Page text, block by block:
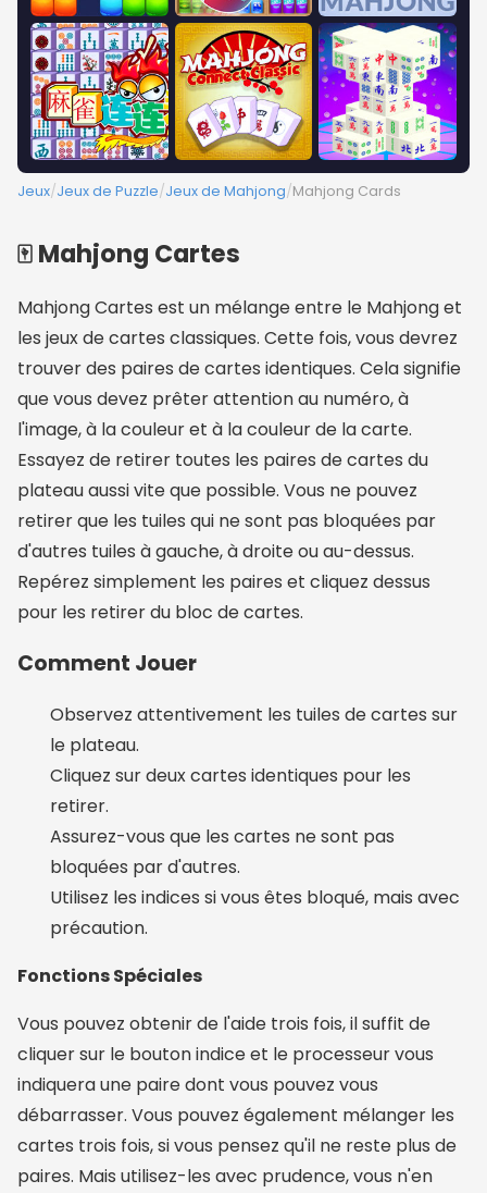
Jeux/Jeux de Puzzle/Jeux de Mahjong/Mahjong Cards
🀄 Mahjong Cartes
Mahjong Cartes est un mélange entre le Mahjong et
les jeux de cartes classiques. Cette fois, vous devrez
trouver des paires de cartes identiques. Cela signifie
que vous devez prêter attention au numéro, à
l'image, à la couleur et à la couleur de la carte.
Essayez de retirer toutes les paires de cartes du
plateau aussi vite que possible. Vous ne pouvez
retirer que les tuiles qui ne sont pas bloquées par
d'autres tuiles à gauche, à droite ou au-dessus.
Repérez simplement les paires et cliquez dessus
pour les retirer du bloc de cartes.
Comment Jouer
Observez attentivement les tuiles de cartes sur
le plateau.
Cliquez sur deux cartes identiques pour les
retirer.
Assurez-vous que les cartes ne sont pas
bloquées par d'autres.
Utilisez les indices si vous êtes bloqué, mais avec
précaution.
Fonctions Spéciales
Vous pouvez obtenir de l'aide trois fois, il suffit de
cliquer sur le bouton indice et le processeur vous
indiquera une paire dont vous pouvez vous
débarrasser. Vous pouvez également mélanger les
cartes trois fois, si vous pensez qu'il ne reste plus de
paires. Mais utilisez-les avec prudence, vous n'en